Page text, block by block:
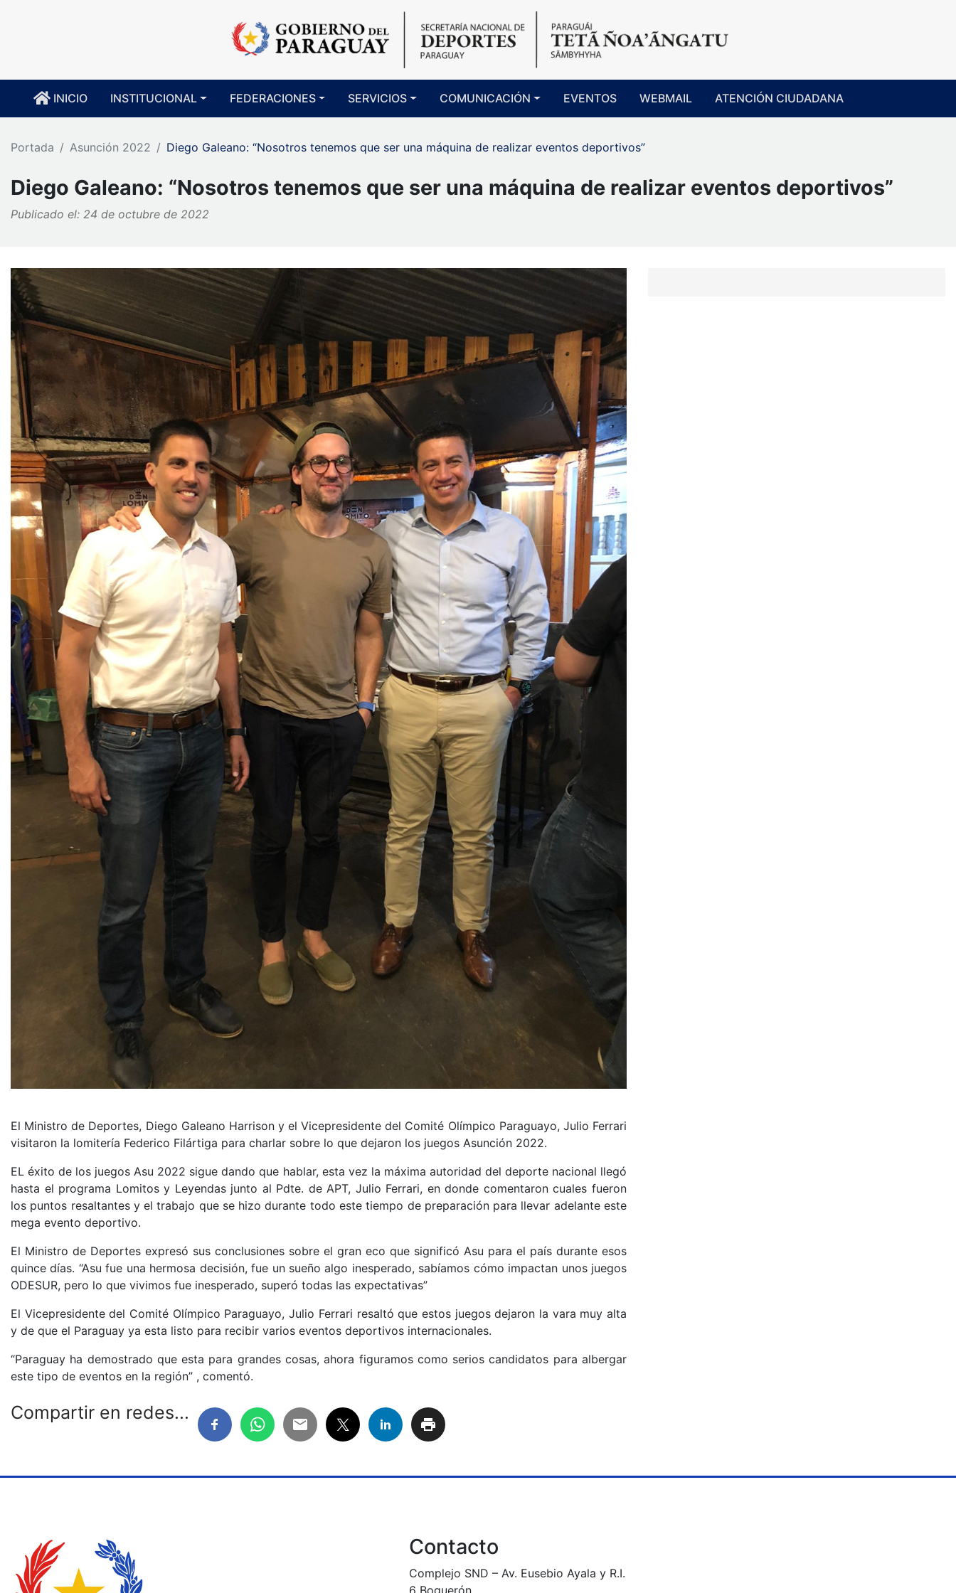
INICIO INSTITUCIONAL FEDERACIONES SERVICIOS COMUNICACIÓN EVENTOS WEBMAIL ATENCIÓN CIUDADANA
Portada Asunción 2022 Diego Galeano: “Nosotros tenemos que ser una máquina de realizar eventos deportivos”
Diego Galeano: “Nosotros tenemos que ser una máquina de realizar eventos deportivos”
Publicado el: 24 de octubre de 2022
El Ministro de Deportes, Diego Galeano Harrison y el Vicepresidente del Comité Olímpico Paraguayo, Julio Ferrari
visitaron la lomitería Federico Filártiga para charlar sobre lo que dejaron los juegos Asunción 2022.
EL éxito de los juegos Asu 2022 sigue dando que hablar, esta vez la máxima autoridad del deporte nacional llegó
hasta el programa Lomitos y Leyendas junto al Pdte. de APT, Julio Ferrari, en donde comentaron cuales fueron
los puntos resaltantes y el trabajo que se hizo durante todo este tiempo de preparación para llevar adelante este
mega evento deportivo.
El Ministro de Deportes expresó sus conclusiones sobre el gran eco que significó Asu para el país durante esos
quince días. “Asu fue una hermosa decisión, fue un sueño algo inesperado, sabíamos cómo impactan unos juegos
ODESUR, pero lo que vivimos fue inesperado, superó todas las expectativas”
El Vicepresidente del Comité Olímpico Paraguayo, Julio Ferrari resaltó que estos juegos dejaron la vara muy alta
y de que el Paraguay ya esta listo para recibir varios eventos deportivos internacionales.
“Paraguay ha demostrado que esta para grandes cosas, ahora figuramos como serios candidatos para albergar
este tipo de eventos en la región” , comentó.
Compartir en redes...
Contacto
Complejo SND – Av. Eusebio Ayala y R.I.